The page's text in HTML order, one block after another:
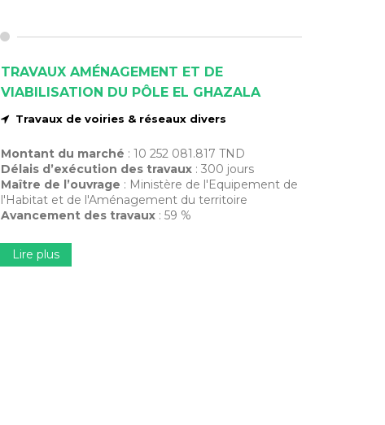
TRAVAUX AMÉNAGEMENT ET DE
VIABILISATION DU PÔLE EL GHAZALA
Travaux de voiries & réseaux divers
Montant du marché : 10 252 081.817 TND
Délais d’exécution des travaux : 300 jours
Maître de l’ouvrage : Ministère de l'Equipement de
l'Habitat et de l'Aménagement du territoire
Avancement des travaux : 59 %
Lire plus